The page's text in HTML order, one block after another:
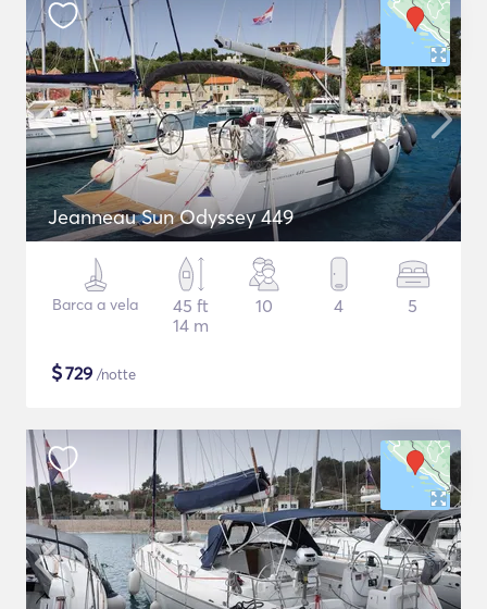
Jeanneau Sun Odyssey 449
Barca a vela
45 ft
14 m
10 4 5
$729 /notte